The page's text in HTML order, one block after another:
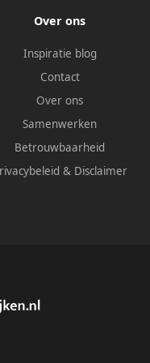
Over ons
Inspiratie blog
Contact
Over ons
Samenwerken
Betrouwbaarheid
& Disclaimer